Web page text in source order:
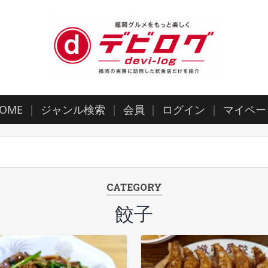
ジャンル検索 会員 ログイン マイペ
CATEGORY
餃子